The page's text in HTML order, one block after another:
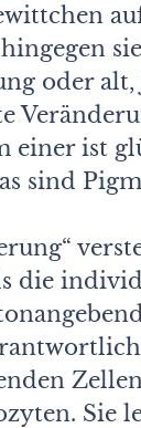
oder
einer ist
sind
die
Sie